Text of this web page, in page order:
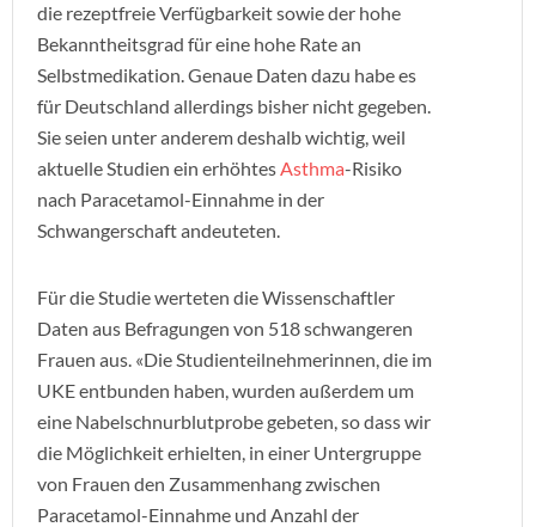
die rezeptfreie Verfügbarkeit sowie der hohe
Bekanntheitsgrad für eine hohe Rate an
Selbstmedikation. Genaue Daten dazu habe es
für Deutschland allerdings bisher nicht gegeben.
Sie seien unter anderem deshalb wichtig, weil
aktuelle Studien ein erhöhtesAsthma-Risiko
nach Paracetamol-Einnahme in der
Schwangerschaft andeuteten.
Für die Studie werteten die Wissenschaftler
Daten aus Befragungen von 518 schwangeren
Frauen aus. «Die Studienteilnehmerinnen, die im
UKE entbunden haben, wurden außerdem um
eine Nabelschnurblutprobe gebeten, so dass wir
die Möglichkeit erhielten, in einer Untergruppe
von Frauen den Zusammenhang zwischen
Paracetamol-Einnahme und Anzahl der